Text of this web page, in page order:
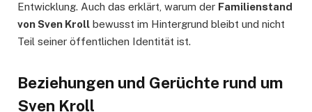
Entwicklung. Auch das erklärt, warum der Familienstand
von Sven Kroll bewusst im Hintergrund bleibt und nicht
Teil seiner öffentlichen Identität ist.
Beziehungen und Gerüchte rund um
Sven Kroll